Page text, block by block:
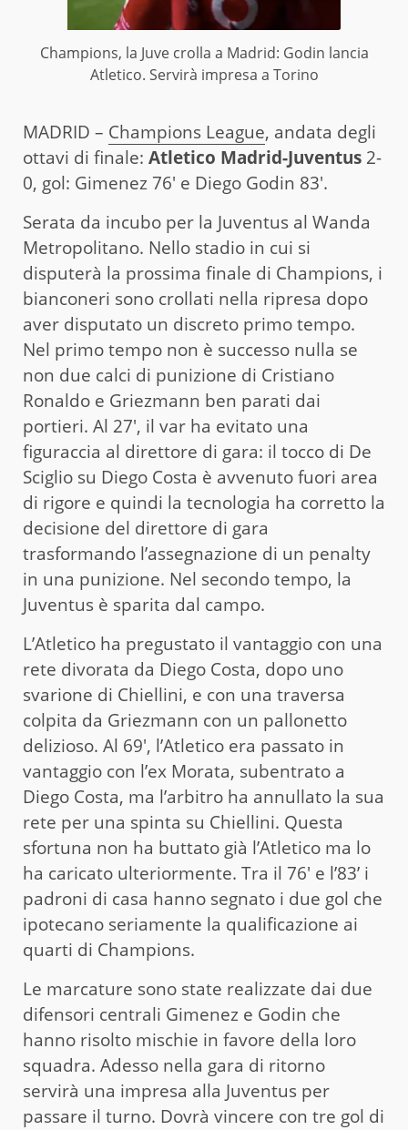
Champions, la Juve crolla a Madrid: Godin lancia
Atletico. Servirà impresa a Torino
MADRID – Champions League, andata degli
ottavi di finale: Atletico Madrid-Juventus 2-
0, gol: Gimenez 76′ e Diego Godin 83′.
Serata da incubo per la Juventus al Wanda
Metropolitano. Nello stadio in cui si
disputerà la prossima finale di Champions, i
bianconeri sono crollati nella ripresa dopo
aver disputato un discreto primo tempo.
Nel primo tempo non è successo nulla se
non due calci di punizione di Cristiano
Ronaldo e Griezmann ben parati dai
portieri. Al 27′, il var ha evitato una
figuraccia al direttore di gara: il tocco di De
Sciglio su Diego Costa è avvenuto fuori area
di rigore e quindi la tecnologia ha corretto la
decisione del direttore di gara
trasformando l’assegnazione di un penalty
in una punizione. Nel secondo tempo, la
Juventus è sparita dal campo.
L’Atletico ha pregustato il vantaggio con una
rete divorata da Diego Costa, dopo uno
svarione di Chiellini, e con una traversa
colpita da Griezmann con un pallonetto
delizioso. Al 69′, l’Atletico era passato in
vantaggio con l’ex Morata, subentrato a
Diego Costa, ma l’arbitro ha annullato la sua
rete per una spinta su Chiellini. Questa
sfortuna non ha buttato già l’Atletico ma lo
ha caricato ulteriormente. Tra il 76′ e l’83’ i
padroni di casa hanno segnato i due gol che
ipotecano seriamente la qualificazione ai
quarti di Champions.
Le marcature sono state realizzate dai due
difensori centrali Gimenez e Godin che
hanno risolto mischie in favore della loro
squadra. Adesso nella gara di ritorno
servirà una impresa alla Juventus per
passare il turno. Dovrà vincere con tre gol di